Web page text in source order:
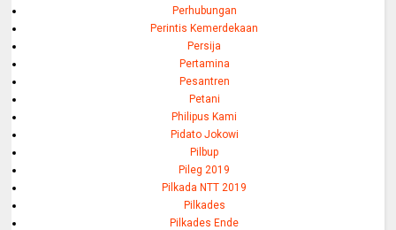
Perhubungan
Perintis Kemerdekaan
Persija
Pertamina
Pesantren
Petani
Philipus Kami
Pidato Jokowi
Pilbup
Pileg 2019
Pilkada NTT 2019
Pilkades
Pilkades Ende